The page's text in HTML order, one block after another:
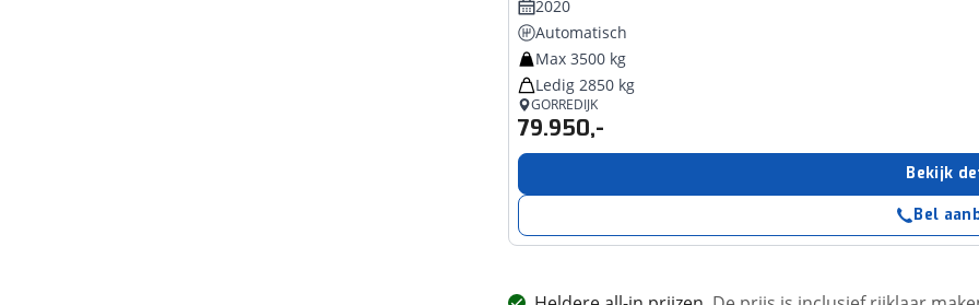
2020
Automatisch
Max 3500 kg
Ledig 2850 kg
GORREDIJK
79.950,-
Bekijk
Bel